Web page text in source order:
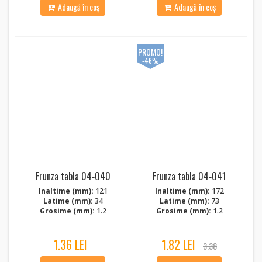
Adaugă în coș Adaugă în coș
Frunza tabla 04‑040
Inaltime (mm): 121
Latime (mm): 34
Grosime (mm): 1.2
1.36 LEI
Frunza tabla 04‑041
Inaltime (mm): 172
Latime (mm): 73
Grosime (mm): 1.2
1.82 LEI
3.38
PROMO!
-46%